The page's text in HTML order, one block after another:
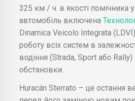
325 км / ч. в якості помічника
автомобіль включена
Dinamica Veicolo Integrata
роботу всіх систем в
водіння (Strada, Sport або
обстановки.
Huracán Sterrato – це остання